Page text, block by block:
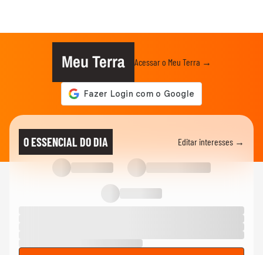
Meu Terra Acessar o Meu Terra →
O ESSENCIAL DO DIA Editar interesses →